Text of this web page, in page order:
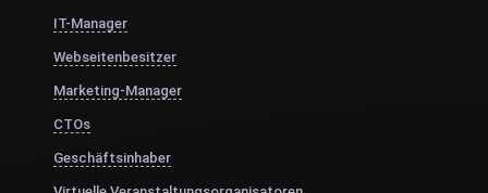
IT-Manager
Webseitenbesitzer
Marketing-Manager
CTOs
Geschäftsinhaber